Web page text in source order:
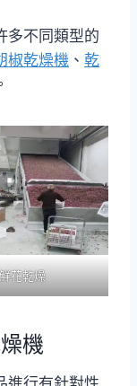
多不同類型的
椒乾燥機 、 乾
鮮花乾燥
機